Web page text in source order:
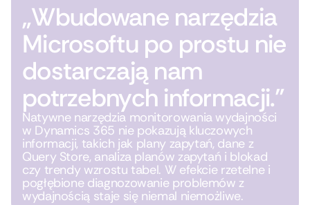
„Wbudowane narzędzia
Microsoftu po prostu nie
dostarczają nam
potrzebnych informacji.”
Natywne narzędzia monitorowania wydajności
w Dynamics 365 nie pokazują kluczowych
informacji, takich jak plany zapytań, dane z
Query Store, analiza planów zapytań i blokad
czy trendy wzrostu tabel. W efekcie rzetelne i
pogłębione diagnozowanie problemów z
wydajnością staje się niemal niemożliwe.